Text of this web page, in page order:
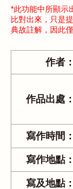
*此功能中所顯示
比對出來，只是
典故註解，因此
作者：
作品出處：
寫作時間：
寫作地點：
寫及地點：